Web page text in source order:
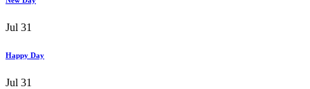
Jul 31
Happy Day
Jul 31